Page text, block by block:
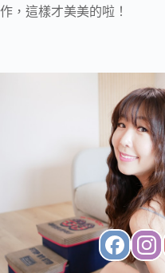
作，這樣才美美的啦！